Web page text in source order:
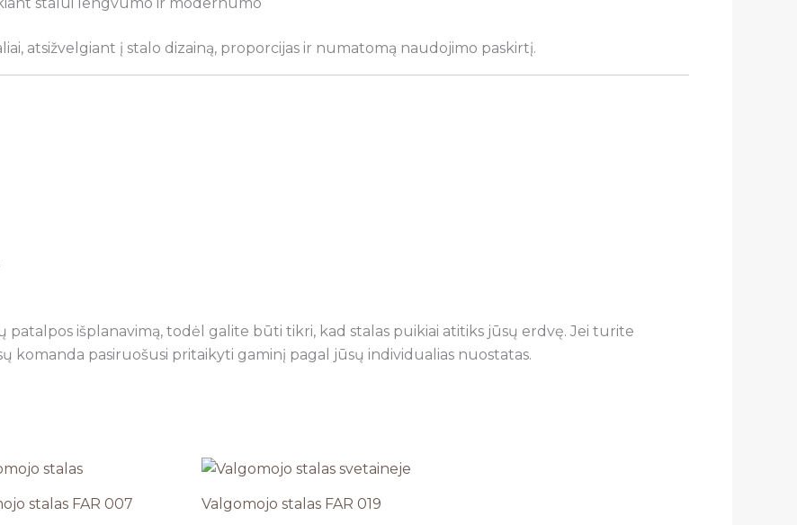
atsižvelgiant į stalo dizainą, proporcijas ir numatomą naudojimo paskirtį.
išplanavimą, todėl galite būti tikri, kad stalas puikiai atitiks jūsų erdvę. Jei turite
komanda pasiruošusi pritaikyti gaminį pagal jūsų individualias nuostatas.
stalas FAR 007
Price
€330,00
through
Valgomojo stalas FAR 019
Price
€530,00
through